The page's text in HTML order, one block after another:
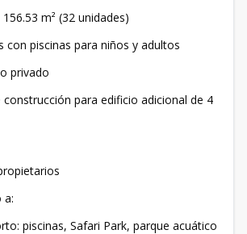
m² (32 unidades)
con piscinas para niños y adultos
privado
construcción para edificio adicional de 4
a:
piscinas, Safari Park, parque acuático